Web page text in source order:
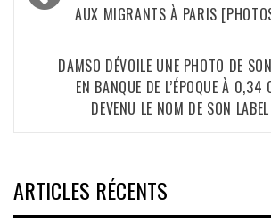
AUX MIGRANTS À PARIS
DAMSO DÉVOILE UNE PHOTO DE
EN BANQUE DE L’ÉPOQUE À 0,34
DEVENU LE NOM DE SON
ARTICLES RÉCENTS